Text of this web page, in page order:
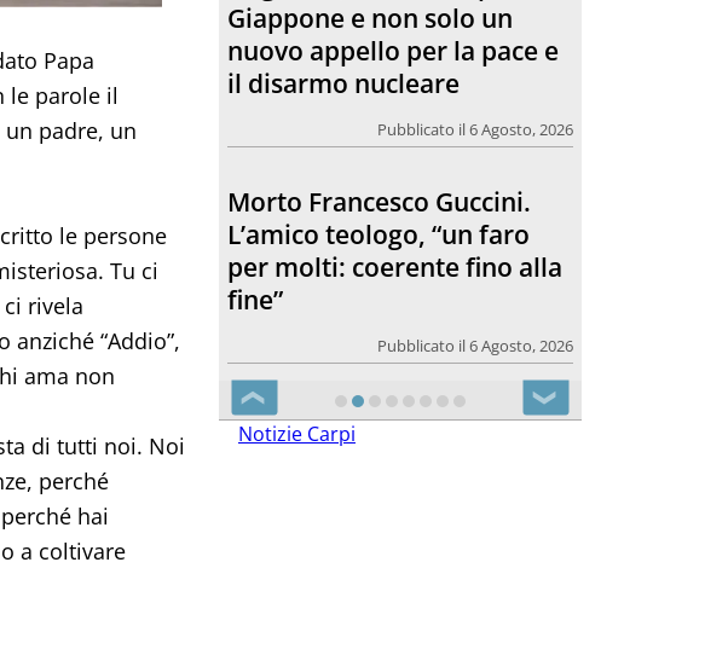
Papa
le parole il
padre, un
le persone
Tu ci
rivela
“Addio”,
ama non
di tutti noi. Noi
perché
hai
a coltivare
Morto Francesco Guccini.
L’amico teologo, “un faro
per molti: coerente fino alla
Chiesa. Un abbraccio verso il
futuro, la grande festa del
Papa e dei giovani ad Assisi
Pubblicato il 6 Agosto, 2026
❮ ❯
Notizie Carpi